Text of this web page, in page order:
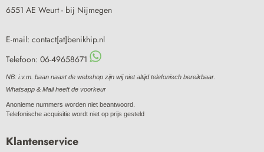
6551 AE Weurt - bij Nijmegen
E-mail: contact[at]benikhip.nl
Telefoon: 06-49658671
NB: i.v.m. baan naast de webshop zijn wij niet altijd telefonisch bereikbaar.
Whatsapp & Mail heeft de voorkeur
Anonieme nummers worden niet beantwoord.
Telefonische acquisitie wordt niet op prijs gesteld
Klantenservice